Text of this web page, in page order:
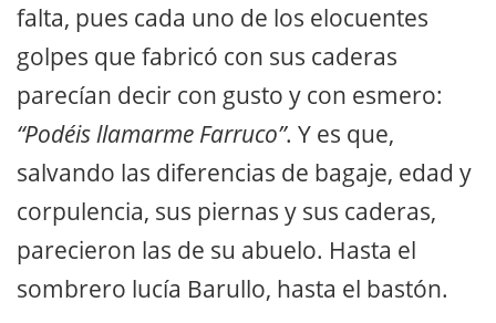
falta, pues cada uno de los elocuentes
golpes que fabricó con sus caderas
parecían decir con gusto y con esmero:
“Podéis llamarme Farruco”. Y es que,
salvando las diferencias de bagaje, edad y
corpulencia, sus piernas y sus caderas,
parecieron las de su abuelo. Hasta el
sombrero lucía Barullo, hasta el bastón.